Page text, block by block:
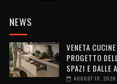
NEWS
VENETA
PROGETTO
SPAZI E DALLE
AUGUST 10, 2026